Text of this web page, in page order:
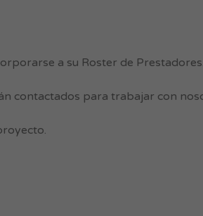
a su Roster de Prestadores.
contactados para trabajar con